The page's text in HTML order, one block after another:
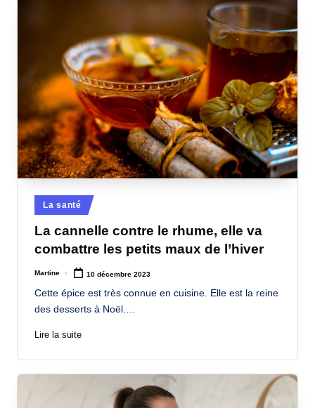
Posted
in
La santé
La cannelle contre le rhume, elle va
combattre les petits maux de l’hiver
Posted
Martine 10 décembre 2023
Cette épice est très connue en cuisine. Elle est la reine
des desserts à Noël.…
Lire la suite